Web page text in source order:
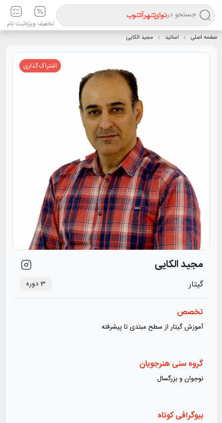
جستجو در
تخفیف ویژهثبت نام
صفحه اصلی اساتید مجید الکایی
اشتراک گذاری
مجید الکایی
گیتار 3دوره
تخصص
آموزش گیتار از سطح مبتدی تا پیشرفته
گروه سنی هنرجویان
نوجوان و بزرگسال
بیوگرافی کوتاه